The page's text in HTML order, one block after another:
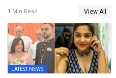
പിന്നാലെ ഡിപി; ചർച്ചയായി
സോഷ്യൽ മീഡിയ ചിത്രങ്ങൾ
1 Min Read View All
LATEST NEWS